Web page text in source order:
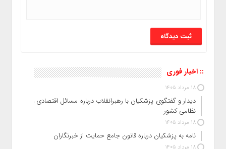
:: اخبار فوری
18 مرداد 1405
دیدار و گفتگوی پزشکیان با رهبرانقلاب درباره مسائل اقتصادی و
نظامی کشور
18 مرداد 1405
نامه به پزشکیان درباره قانون جامع حمایت از خبرنگاران
18 مرداد 1405